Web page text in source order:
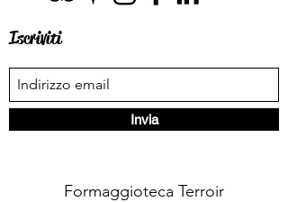
Iscriviti
Invia
Formaggioteca Terroir